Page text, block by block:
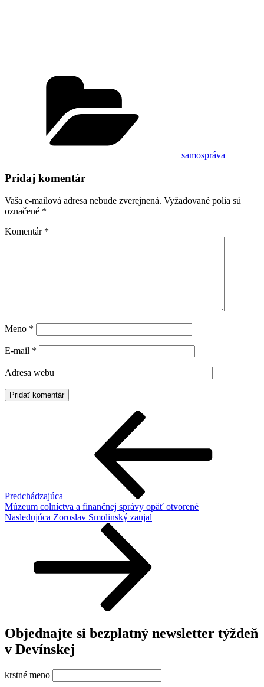
samospráva
Pridaj komentár
Vaša e-mailová adresa nebude zverejnená. Vyžadované polia sú
označené *
Komentár *
Meno *
E-mail *
Adresa webu
Predchádzajúca
Múzeum colníctva a finančnej správy opäť otvorené
Ďalší
Nasledujúca Zoroslav Smolinský zaujal
Objednajte si bezplatný newsletter týždeň
v Devínskej
krstné meno